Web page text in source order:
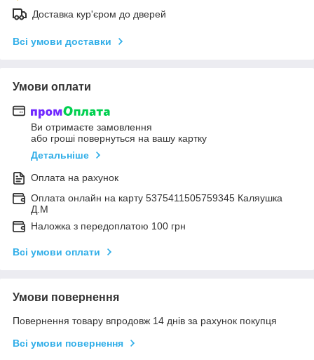
Доставка кур'єром до дверей
Всі умови доставки
Умови оплати
Ви отримаєте замовлення
або гроші повернуться на вашу картку
Детальніше
Оплата на рахунок
Оплата онлайн на карту 5375411505759345 Каляушка
Д.М
Наложка з передоплатою 100 грн
Всі умови оплати
Умови повернення
Повернення товару впродовж 14 днів за рахунок покупця
Всі умови повернення